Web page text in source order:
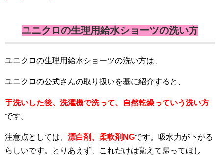
ユニクロの生理用給水ショーツの洗い方
ユニクロの生理用給水ショーツの洗い方は、
ユニクロの公式さんの取り扱いを基に紹介すると、
手洗いした後、洗濯機で洗って、自然乾燥っていう洗い方
です。
注意点としては、 漂白剤、柔軟剤NGです。吸水力が下がる
らしいです。とりあえず、これだけは覚えて帰ってほし